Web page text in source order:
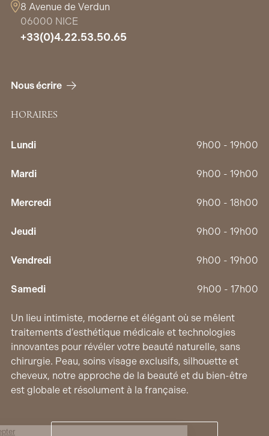
8 Avenue de Verdun
06000 NICE
+33(0)4.22.53.50.65
Nous écrire
Un lieu intimiste, moderne et élégant où se mêlent
traitements d’esthétique médicale et technologies
innovantes pour révéler votre beauté naturelle, sans
chirurgie. Peau, soins visage exclusifs, silhouette et
cheveux, notre approche de la beauté et du bien-être
est globale et résolument à la française.
HORAIRES
Lundi 9h00 - 19h00
Mardi 9h00 - 19h00
Mercredi 9h00 - 18h00
Jeudi 9h00 - 19h00
Vendredi 9h00 - 19h00
Samedi 9h00 - 17h00